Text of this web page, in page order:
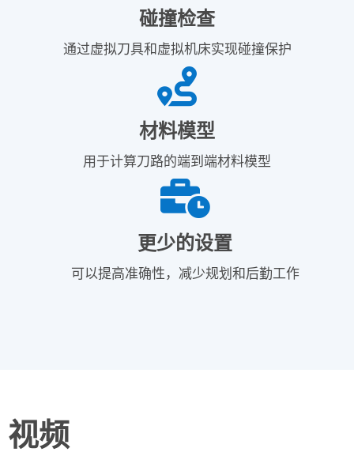
碰撞检查
通过虚拟刀具和虚拟机床实现碰撞保护
材料模型
用于计算刀路的端到端材料模型
更少的设置
可以提高准确性，减少规划和后勤工作
视频